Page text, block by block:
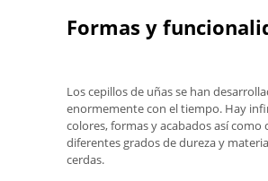
Formas y
Los cepillos de uñas se han
enormemente con el tiempo. Hay
colores, formas y acabados así como
diferentes grados de dureza y
cerdas.